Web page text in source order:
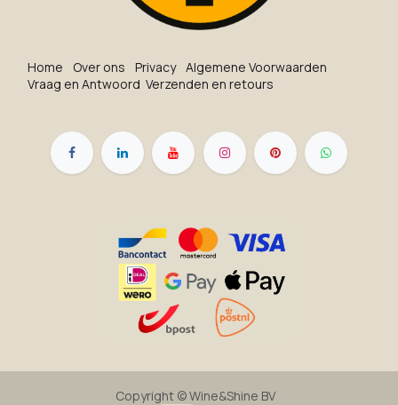
Ho​me O​ve​r on​s Privacy Algemene Voorwaarden
Vraag en Antwoord Verzenden en retours
Copyright ©Wine&Shine BV